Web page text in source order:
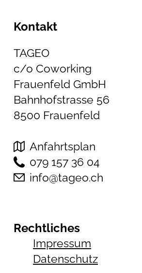
Kontakt
TAGEO
c/o Coworking
Frauenfeld GmbH
Bahnhofstrasse 56
8500 Frauenfeld
Anfahrtsplan
079 157 36 04
info@tageo.ch
Rechtliches
Impressum
Datenschutz